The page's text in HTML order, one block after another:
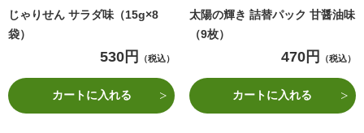
じゃりせん サラダ味（15g×8
袋）
530円 （税込）
カートに入れる
太陽の輝き 詰替パック 甘醤油味
（9枚）
470円 （税込）
カートに入れる